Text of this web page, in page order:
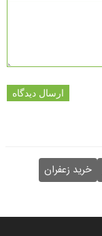
ارسال دیدگاه
خرید زعفران